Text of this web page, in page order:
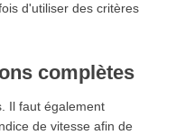
d'utiliser des critères
complètes
Il faut également
de vitesse afin de